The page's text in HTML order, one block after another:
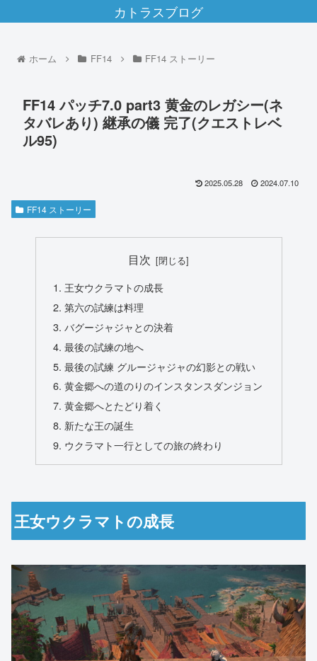
カトラスブログ
ホーム FF14 FF14 ストーリー
FF14 パッチ7.0 part3 黄金のレガシー(ネ
タバレあり) 継承の儀 完了(クエストレベ
ル95)
2025.05.28 2024.07.10
FF14 ストーリー
目次
王女ウクラマトの成長
第六の試練は料理
バグージャジャとの決着
最後の試練の地へ
最後の試練 グルージャジャの幻影との戦い
黄金郷への道のりのインスタンスダンジョン
黄金郷へとたどり着く
新たな王の誕生
ウクラマト一行としての旅の終わり
王女ウクラマトの成長